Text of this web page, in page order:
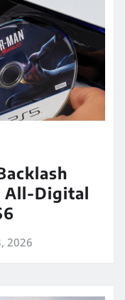
All-Digital
2026